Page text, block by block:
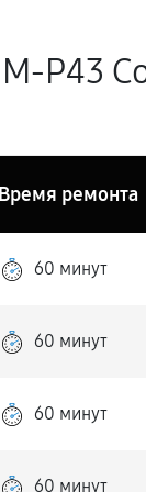
P43
ремонта
60 минут
60 минут
60 минут
60 минут